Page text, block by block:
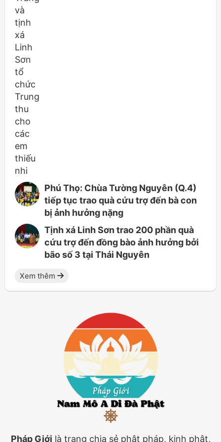
Phú Thọ: Chùa Tường Nguyên (Q.4)
tiếp tục trao quà cứu trợ đến bà con
bị ảnh hưởng nặng
Tịnh xá Linh Sơn trao 200 phần quà
cứu trợ đến đồng bào ảnh hưởng bởi
bão số 3 tại Thái Nguyên
Xem thêm
Pháp Giới là trang chia sẻ phật pháp, kinh phật,